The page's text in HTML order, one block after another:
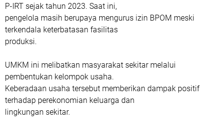
P-IRT sejak tahun 2023. Saat ini,
pengelola masih berupaya mengurus izin BPOM meski
terkendala keterbatasan fasilitas
produksi.
UMKM ini melibatkan masyarakat sekitar melalui
pembentukan kelompok usaha.
Keberadaan usaha tersebut memberikan dampak positif
terhadap perekonomian keluarga dan
lingkungan sekitar.